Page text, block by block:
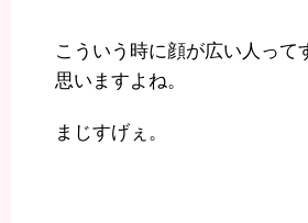
こういう時に顔が広い人って
思いますよね。
まじすげぇ。